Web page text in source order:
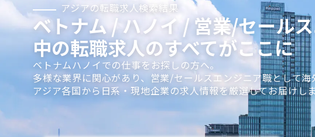
アジアの転職求人検索結果
ベトナム / ハノイ / 営業/セール
中の転職求人のすべてがここに
ベトナムハノイでの仕事をお探しの方へ。
多様な業界に関心があり、営業/セールスエンジニア職として
アジア各国から日系・現地企業の求人情報を厳選してお届けしま